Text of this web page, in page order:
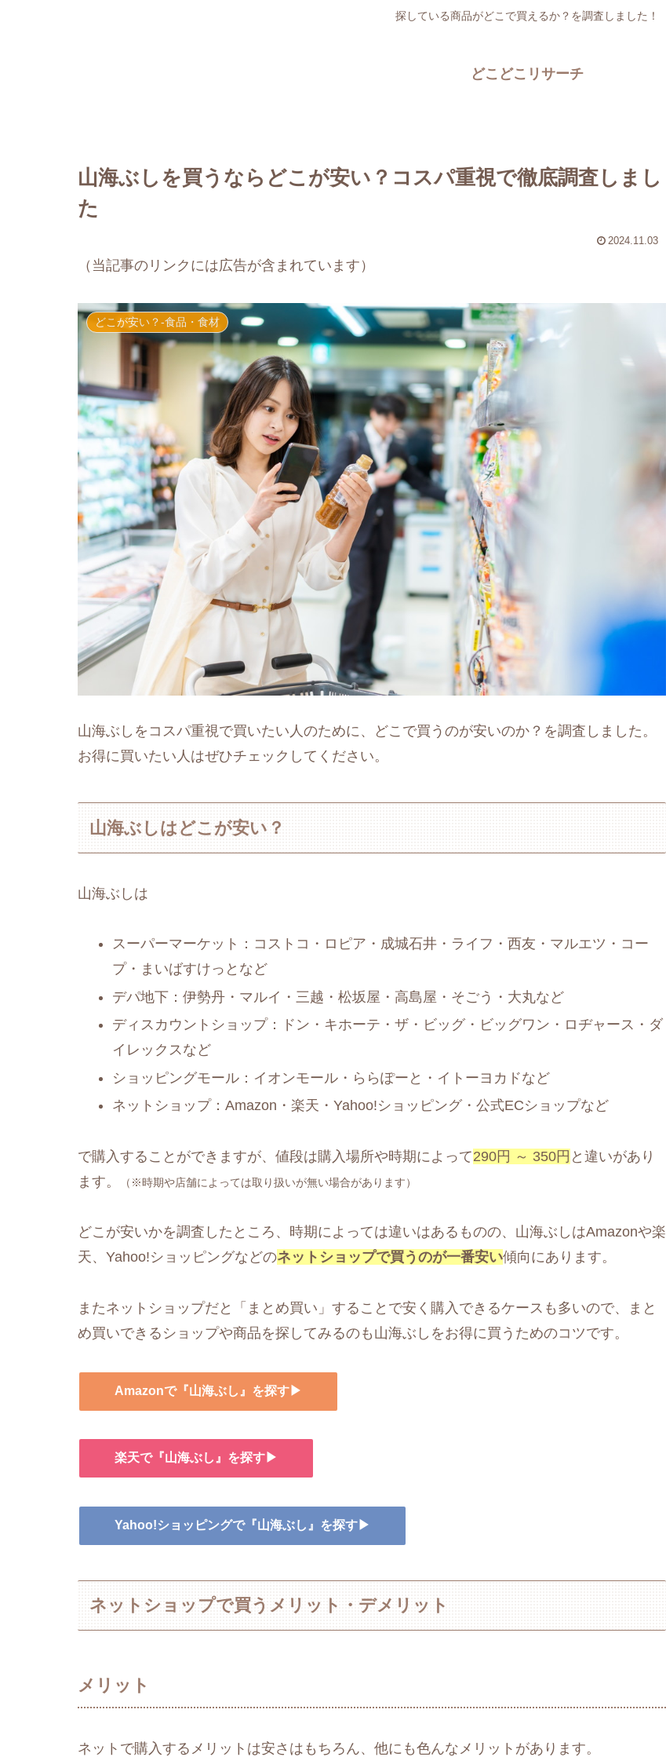
探している商品がどこで買えるか？を調査しました！
どこどこリサーチ
山海ぶしを買うならどこが安い？コスパ重視で徹底調査しまし
た
2024.11.03
（当記事のリンクには広告が含まれています）
どこが安い？-食品・食材
山海ぶしをコスパ重視で買いたい人のために、どこで買うのが安いのか？を調査しました。
お得に買いたい人はぜひチェックしてください。
山海ぶしはどこが安い？
山海ぶしは
スーパーマーケット：コストコ・ロピア・成城石井・ライフ・西友・マルエツ・コー
プ・まいばすけっとなど
デパ地下：伊勢丹・マルイ・三越・松坂屋・高島屋・そごう・大丸など
ディスカウントショップ：ドン・キホーテ・ザ・ビッグ・ビッグワン・ロヂャース・ダ
イレックスなど
ショッピングモール：イオンモール・ららぽーと・イトーヨカドなど
ネットショップ：Amazon・楽天・Yahoo!ショッピング・公式ECショップなど
で購入することができますが、値段は購入場所や時期によって290円 ～ 350円 と違いがあり
ます。
（※時期や店舗によっては取り扱いが無い場合があります）
どこが安いかを調査したところ、時期によっては違いはあるものの、山海ぶしはAmazonや楽
天、Yahoo!ショッピングなどのネットショップで買うのが一番安い傾向にあります。
またネットショップだと「まとめ買い」することで安く購入できるケースも多いので、まと
め買いできるショップや商品を探してみるのも山海ぶしをお得に買うためのコツです。
Amazonで『山海ぶし』を探す▶
楽天で『山海ぶし』を探す▶
Yahoo!ショッピングで『山海ぶし』を探す▶
ネットショップで買うメリット・デメリット
メリット
ネットで購入するメリットは安さはもちろん、他にも色んなメリットがあります。